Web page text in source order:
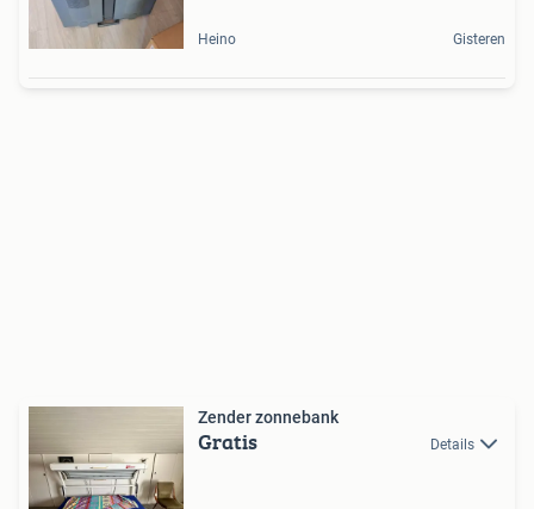
Heino Gisteren
Zender zonnebank
Gratis Details